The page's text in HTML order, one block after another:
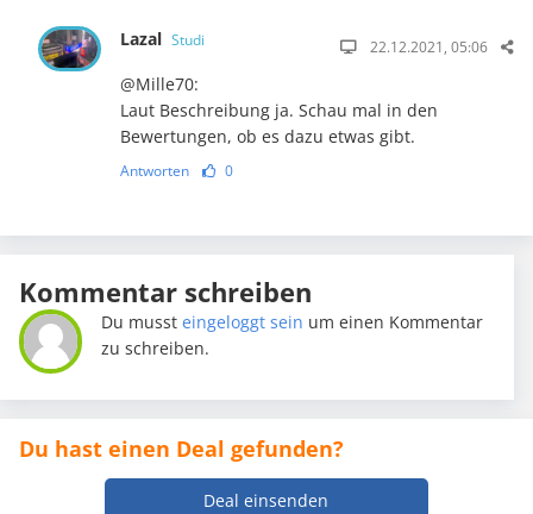
Lazal Studi 22.12.2021, 05:06
@Mille70:
Laut Beschreibung ja. Schau mal in den
Bewertungen, ob es dazu etwas gibt.
Antworten 0
Kommentar schreiben
Du mussteingeloggt sein um einen Kommentar
zu schreiben.
Du hast einen Deal gefunden?
Deal einsenden